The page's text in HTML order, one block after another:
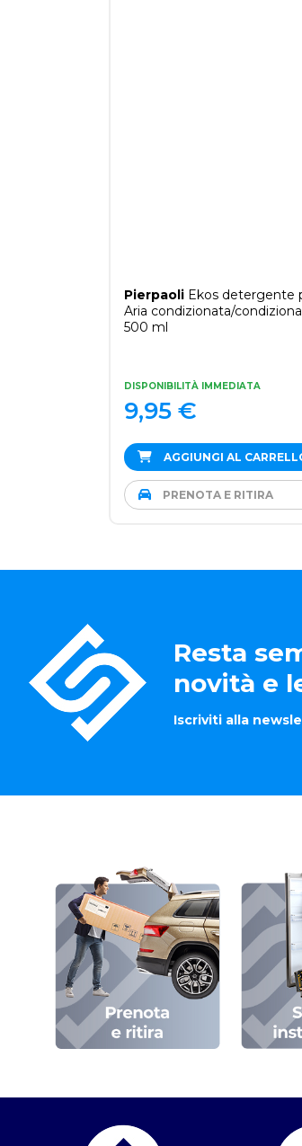
PierpaoliEkos detergente
Aria condizionata/
500 ml
DISPONIBILITÀ IMMEDIATA
9,95 €
AGGIUNGI AL
PRENOTA E RITIRA
Resta
novità e
Iscriviti alla